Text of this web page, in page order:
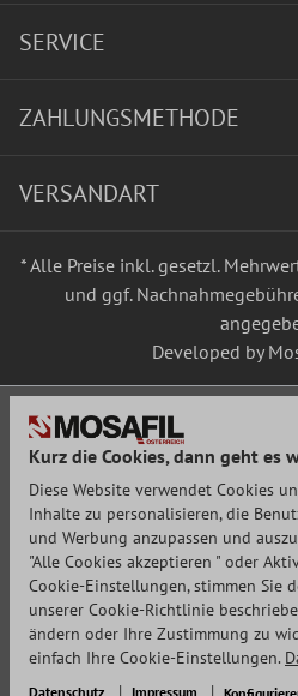
SERVICE
ZAHLUNGSMETHODE
VERSANDART
* Alle Preise inkl. gesetzl.
und ggf.
Developed by
Kurz die Cookies, dann geht es
Diese Website verwendet Cookies
Inhalte zu personalisieren, die
und Werbung anzupassen und
"Alle Cookies akzeptieren " oder
Cookie-Einstellungen, stimmen Sie
unserer Cookie-Richtlinie
ändern oder Ihre Zustimmung zu
einfach Ihre Cookie-Einstellungen.
Datenschutz Impressum